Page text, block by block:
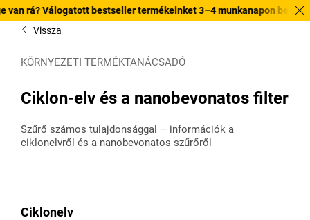
Válogatott bestseller termékeinket 3–4 munkanapon belül
Vissza
KÖRNYEZETI TERMÉKTANÁCSADÓ
Ciklon-elv és a nanobevonatos filter
Szűrő számos tulajdonsággal – információk a
ciklonelvről és a nanobevonatos szűrőről
Ciklonelv